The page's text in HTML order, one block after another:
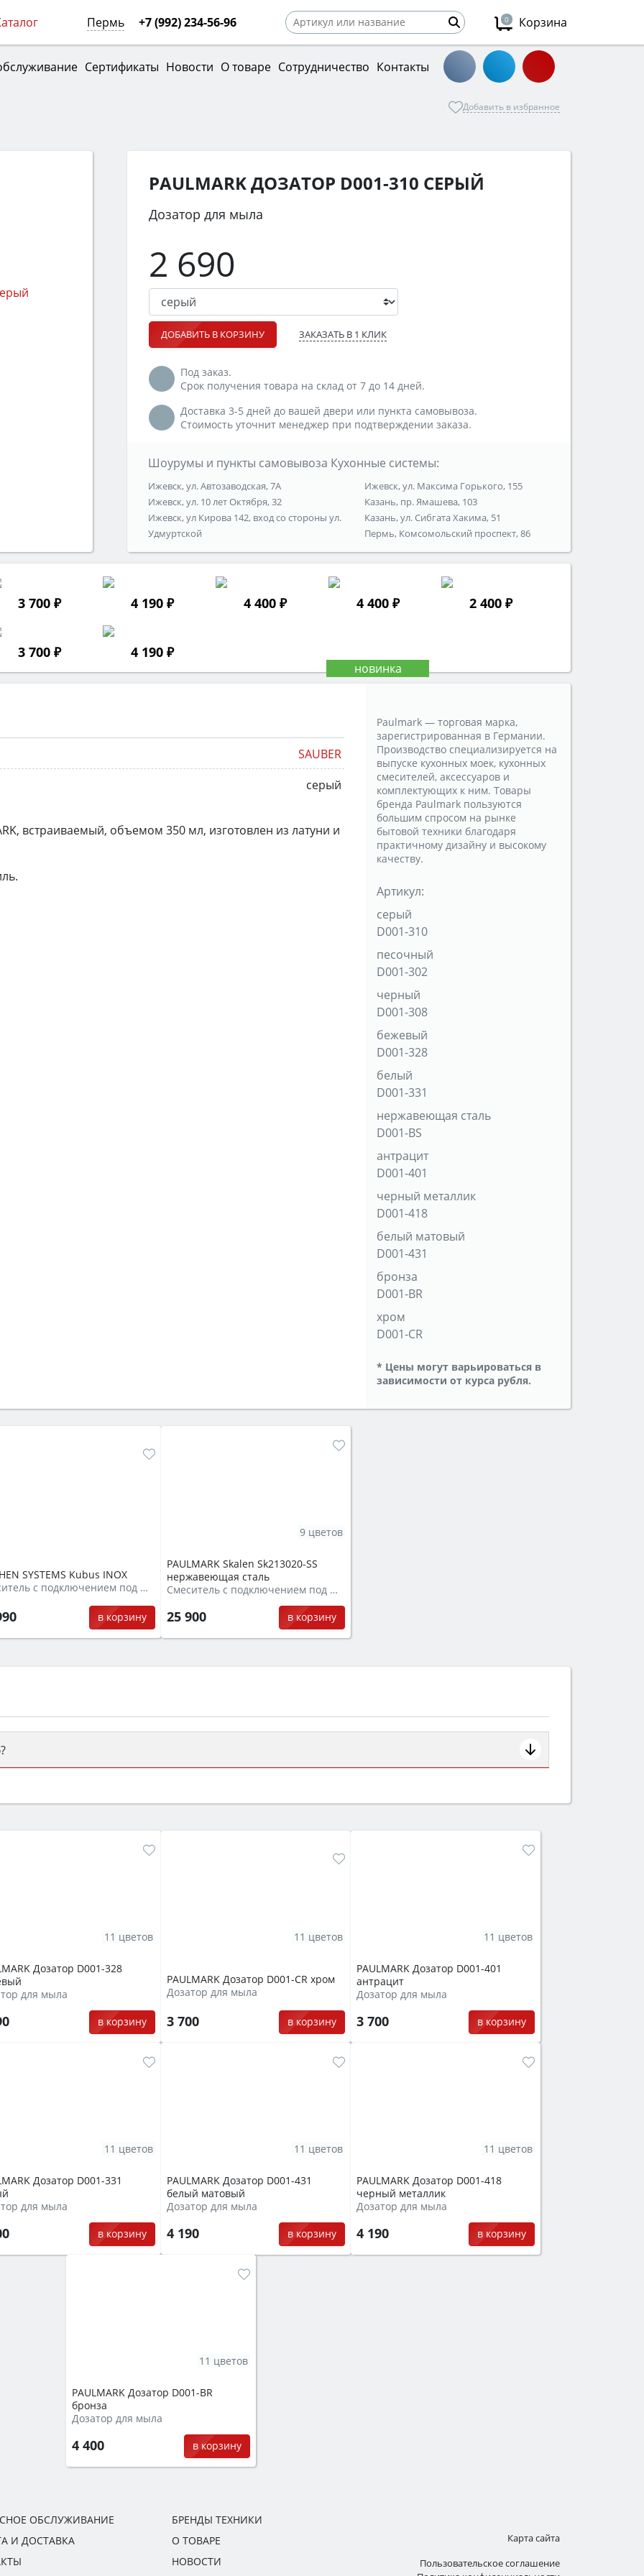
Пермь +7 (992) 234-56-96 0 Корзина
Сертификаты Новости О товаре Сотрудничество Контакты
Добавить в избранное
3 700 ₽ 4 190 ₽ 4 400 ₽ 4 400 ₽ 2 400 ₽
3 700 ₽ 4 190 ₽
PAULMARK ДОЗАТОР D001-310 СЕРЫЙ
Дозатор для мыла
2 690
ДОБАВИТЬ В КОРЗИНУ ЗАКАЗАТЬ В 1 КЛИК
Под заказ.
Срок получения товара на склад от 7 до 14 дней.
Доставка 3-5 дней до вашей двери или пункта самовывоза.
Стоимость уточнит менеджер при подтверждении заказа.
Шоурумы и пункты самовывоза Кухонные системы:
Ижевск, ул. Автозаводская, 7А
Ижевск, ул. 10 лет Октября, 32
Ижевск, ул Кирова 142, вход со стороны ул.
Удмуртской
Ижевск, ул. Максима Горького, 155
Казань, пр. Ямашева, 103
Казань, ул. Сибгата Хакима, 51
Пермь, Комсомольский проспект, 86
SAUBER
серый
встраиваемый, объемом 350 мл, изготовлен из латуни и
Paulmark — торговая марка,
зарегистрированная в Германии.
Производство специализируется на
выпуске кухонных моек, кухонных
смесителей, аксессуаров и
комплектующих к ним. Товары
бренда Paulmark пользуются
большим спросом на рынке
бытовой техники благодаря
практичному дизайну и высокому
качеству.
Артикул:
серый
D001-310
песочный
D001-302
черный
D001-308
бежевый
D001-328
белый
D001-331
нержавеющая сталь
D001-BS
антрацит
D001-401
черный металлик
D001-418
белый матовый
D001-431
бронза
D001-BR
хром
D001-CR
* Цены могут варьироваться в
зависимости от курса рубля.
SYSTEMS Kubus INOX
Смеситель с подключением под фильтр
в корзину
PAULMARK Skalen Sk213020-SS
нержавеющая сталь
Смеситель с подключением под фильтр
25 900 в корзину
9 цветов
A и нужные функции (конвекция, гриль, самоочистка, защита от детей).
Дозатор D001-328
для мыла
в корзину
11 цветов
PAULMARK Дозатор D001-CR хром
Дозатор для мыла
3 700 в корзину
11 цветов
PAULMARK Дозатор D001-401
антрацит
Дозатор для мыла
3 700 в корзину
11 цветов
Дозатор D001-331
для мыла
в корзину
11 цветов
PAULMARK Дозатор D001-431
белый матовый
Дозатор для мыла
4 190 в корзину
11 цветов
PAULMARK Дозатор D001-418
черный металлик
Дозатор для мыла
4 190 в корзину
11 цветов
PAULMARK Дозатор D001-BR
бронза
Дозатор для мыла
4 400 в корзину
11 цветов
ОБСЛУЖИВАНИЕ
И ДОСТАВКА
БРЕНДЫ ТЕХНИКИ
О ТОВАРЕ
НОВОСТИ
Карта сайта
Пользовательское соглашение